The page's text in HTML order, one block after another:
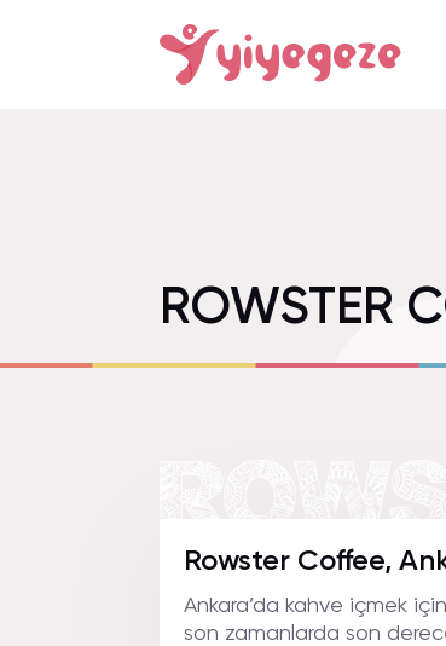
ROWSTER
Rowster Coffee,
Ankara’da kahve içmek
son zamanlarda son